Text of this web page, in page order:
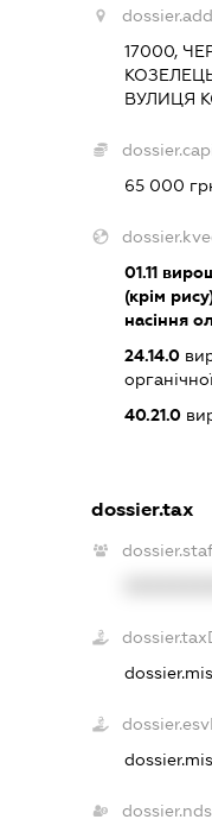
17000,
ВУЛИЦЯ
65 000
01.11
(крім
насіння
24.14.0
40.21.0
dossier.tax